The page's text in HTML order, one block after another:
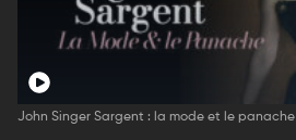
John Singer Sargent : la mode et le panache